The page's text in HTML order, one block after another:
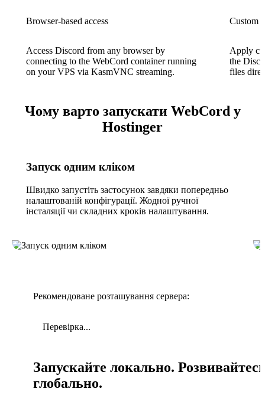
Browser-based access
Access Discord from any browser by
connecting to the WebCord container running
on your VPS via KasmVNC streaming.
Custom
Apply
the
files
Чому варто запускати WebCord у
Hostinger
Запуск одним кліком
Швидко запустіть застосунок завдяки попередньо
налаштованій конфігурації. Жодної ручної
інсталяції чи складних кроків налаштування.
Рекомендоване розташування сервера:
Перевірка...
Запускайте локально.
глобально.